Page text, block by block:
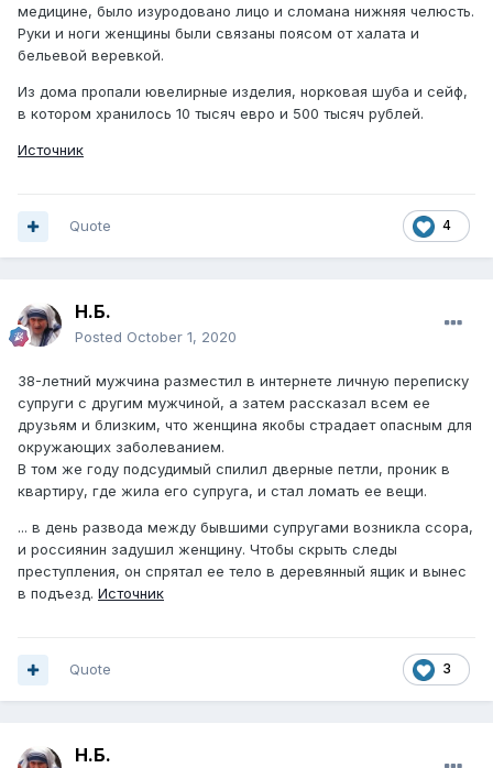
медицине, было изуродовано лицо и сломана нижняя челюсть.
Руки и ноги женщины были связаны поясом от халата и
бельевой веревкой.
Из дома пропали ювелирные изделия, норковая шуба и сейф,
в котором хранилось 10 тысяч евро и 500 тысяч рублей.
Источник
4
Quote
Н.Б.
Posted October 1, 2020
38-летний мужчина разместил в интернете личную переписку
супруги с другим мужчиной, а затем рассказал всем ее
друзьям и близким, что женщина якобы страдает опасным для
окружающих заболеванием.
В том же году подсудимый спилил дверные петли, проник в
квартиру, где жила его супруга, и стал ломать ее вещи.
... в день развода между бывшими супругами возникла ссора,
и россиянин задушил женщину. Чтобы скрыть следы
преступления, он спрятал ее тело в деревянный ящик и вынес
в подъезд. Источник
3
Quote
Н.Б.